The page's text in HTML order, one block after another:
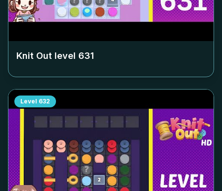
Knit Out level 631
Level 632